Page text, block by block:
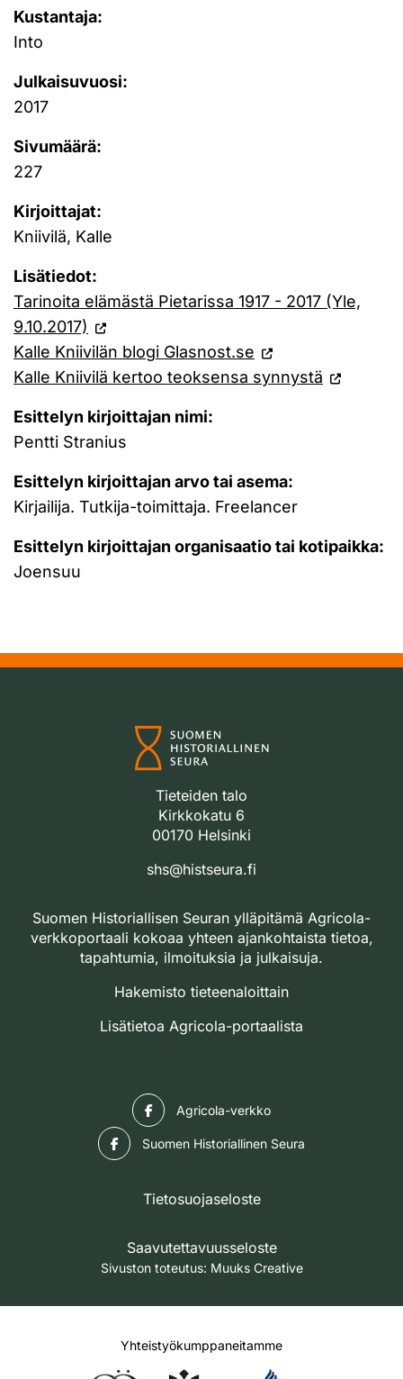
Kustantaja:
Into
Julkaisuvuosi:
2017
Sivumäärä:
227
Kirjoittajat:
Kniivilä, Kalle
Lisätiedot:
Tarinoita elämästä Pietarissa 1917 - 2017 (Yle,
9.10.2017)
Kalle Kniivilän blogi Glasnost.se
Kalle Kniivilä kertoo teoksensa synnystä
Esittelyn kirjoittajan nimi:
Pentti Stranius
Esittelyn kirjoittajan arvo tai asema:
Kirjailija. Tutkija-toimittaja. Freelancer
Esittelyn kirjoittajan organisaatio tai kotipaikka:
Joensuu
Tieteiden talo
Kirkkokatu 6
00170 Helsinki
shs@histseura.fi
Suomen Historiallisen Seuran ylläpitämä Agricola-
verkkoportaali kokoaa yhteen ajankohtaista tietoa,
tapahtumia, ilmoituksia ja julkaisuja.
Hakemisto tieteenaloittain
Lisätietoa Agricola-portaalista
Agricola-verkko
Suomen Historiallinen Seura
Tietosuojaseloste
Saavutettavuusseloste
Sivuston toteutus: Muuks Creative
Yhteistyökumppaneitamme